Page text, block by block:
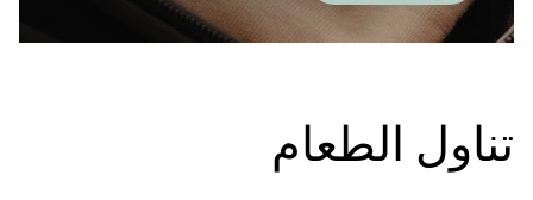
تناول الطعام